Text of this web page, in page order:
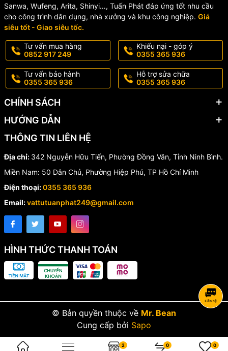
Sanwa, Wufeng, Arita, Shinyi…, Tuấn Phát đáp ứng tốt nhu cầu
cho công trình dân dụng, nhà xưởng và khu công nghiệp. Giá
siêu tốt - Giao siêu tốc.
Tư vấn mua hàng
0852 917 249
Khiếu nại - góp ý
0355 365 936
Tư vấn bảo hành
0355 365 936
Hỗ trợ sửa chữa
0355 365 936
CHÍNH SÁCH
HƯỚNG DẪN
THÔNG TIN LIÊN HỆ
Địa chỉ: 342 Nguyễn Hữu Tiến, Phường Đồng Văn, Tỉnh Ninh Bình.
Miền Nam: 50 Dân Chủ, Phường Hiệp Phú, TP Hồ Chí Minh
Điện thoại:0355 365 936
Email:vattutuanphat249@gmail.com
HÌNH THỨC THANH TOÁN
© Bản quyền thuộc về Mr. Bean
Cung cấp bởi Sapo
2 0 0